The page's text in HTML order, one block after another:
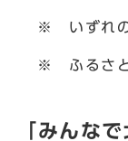
※ いずれの
※ ふるさと
「みんな